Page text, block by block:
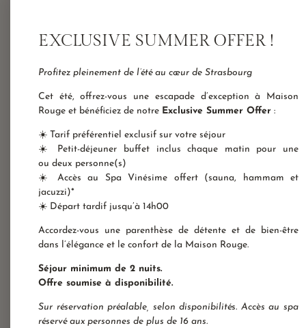
EXCLUSIVE SUMMER OFFER !
Profitez pleinement de l’été au cœur de Strasbourg
Cet été, offrez-vous une escapade d’exception à Maison
Rouge et bénéficiez de notre Exclusive Summer Offer :
☀️ Tarif préférentiel exclusif sur votre séjour
☀️ Petit-déjeuner buffet inclus chaque matin pour une
ou deux personne(s)
☀️ Accès au Spa Vinésime offert (sauna, hammam et
jacuzzi)*
☀️ Départ tardif jusqu’à 14h00
Accordez-vous une parenthèse de détente et de bien-être
dans l’élégance et le confort de la Maison Rouge.
Séjour minimum de 2 nuits.
Offre soumise à disponibilité.
Sur réservation préalable, selon disponibilités. Accès au spa
réservé aux personnes de plus de 16 ans.
Autograph Collection *****
+33(0)3 88 32 08 60
Accès et Contact